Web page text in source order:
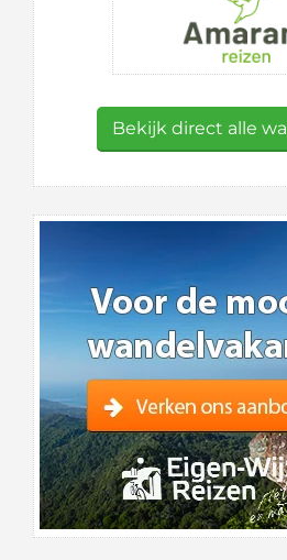
Bekijk direct alle